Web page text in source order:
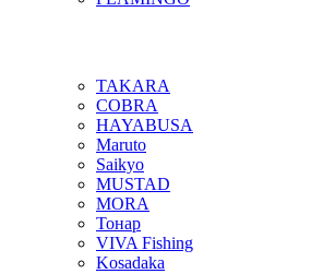
TAKARA
COBRA
HAYABUSA
Maruto
Saikyo
MUSTAD
MORA
Тонар
VIVA Fishing
Kosadaka